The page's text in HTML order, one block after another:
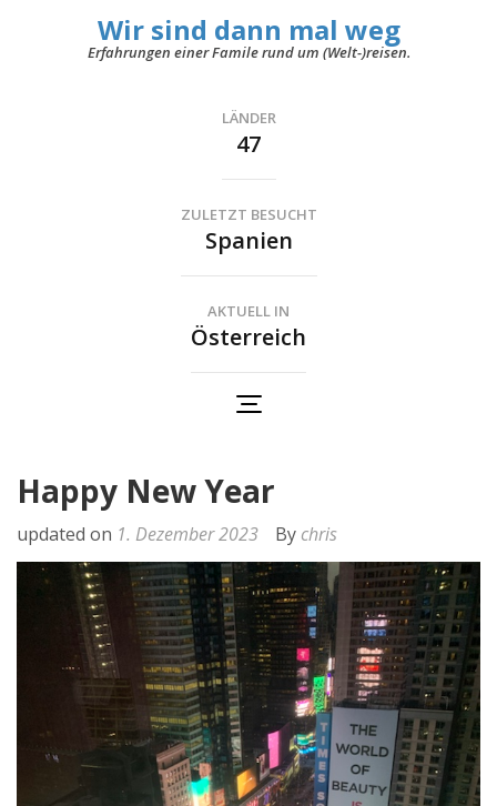
Wir sind dann mal weg
Erfahrungen einer Famile rund um (Welt-)reisen.
LÄNDER
47
ZULETZT BESUCHT
Spanien
AKTUELL IN
Österreich
Happy New Year
updated on 1. Dezember 2023 By chris